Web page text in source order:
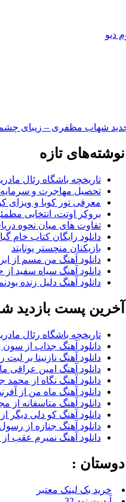
دیو
جدید شهاب مظفری – زیبای
نوشته‌های تازه
تاریخچه باشگاه رئال
تحصیل مهاجرت و
معرفی تور کوبا و ویزای
بروکر اوتت، انتخابی
تفاوت های میان نحوه
دانلود رایگان کتاب خام
بازیکنان منچستر یونایتد
دانلود آهنگ من مسم از
دانلود آهنگ سیاه سفید از
دانلود آهنگ دلیل زنده
آخرین پست بازدید
تاریخچه باشگاه رئال
دانلود آهنگ جذاب از سون
دانلود آهنگ نازنینا بر
دانلود آهنگ امین عراقی
دانلود آهنگ نگاه از محمد
دانلود آهنگ ماه من از
دانلود آهنگ متاسفانه از
دانلود آهنگ کو دلی دیگر
دانلود آهنگ جنازه از
دانلود آهنگ نمیرم عقب از
دوستان :
خرید بک لینک معتبر